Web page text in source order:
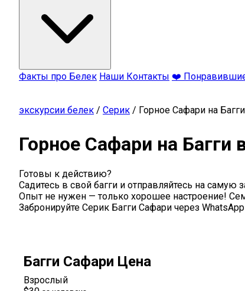
Факты про Белек Наши Контакты ❤️
экскурсии белек / Серик / Горное Сафари на
Горное Сафари на Багги
Готовы к действию?
Садитесь в свой багги и отправляйтесь на
Опыт не нужен — только хорошее настроение!
Забронируйте Серик Багги Сафари через
Багги Сафари Цена
Взрослый